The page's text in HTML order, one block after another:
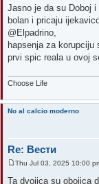
o
s
t
Jasno je da su Doboj
bolan i pricaju
@Elpadrino,
hapsenja za korupciju
prvi spic reala u ovoj
Choose Life
No al calcio moderno
Re: Вести
Thu Jul 03, 2025 10:00
Ta dvojica su obojica